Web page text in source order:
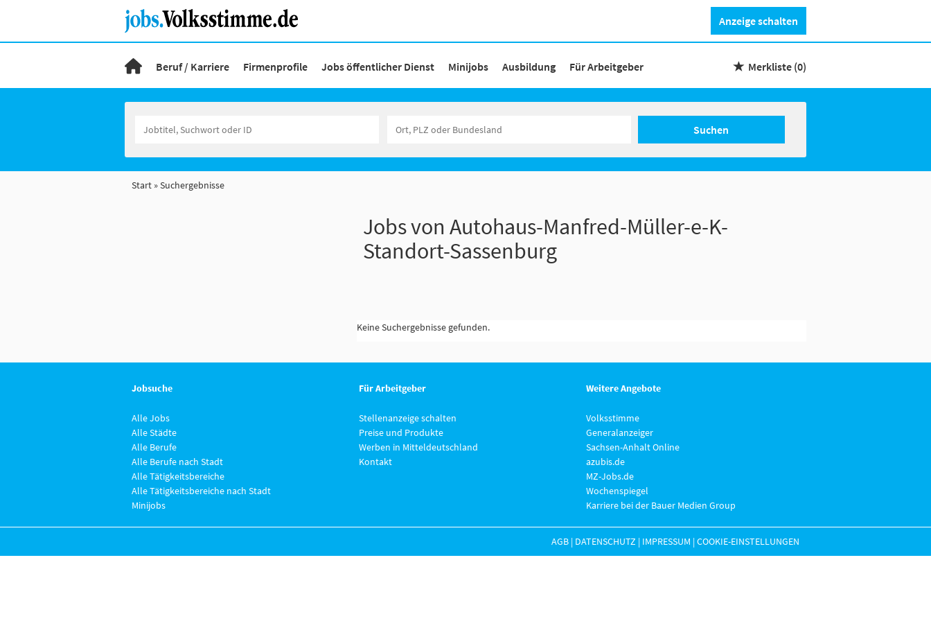
Anzeige schalten
Beruf / Karriere Firmenprofile Jobs öffentlicher Dienst Minijobs Ausbildung Für Arbeitgeber Merkliste (0)
Suchen
Start Suchergebnisse
Jobs von Autohaus-Manfred-Müller-e-K-
Standort-Sassenburg
Keine Suchergebnisse gefunden.
Jobsuche
Alle Jobs
Alle Städte
Alle Berufe
Alle Berufe nach Stadt
Alle Tätigkeitsbereiche
Alle Tätigkeitsbereiche nach Stadt
Minijobs
Für Arbeitgeber
Stellenanzeige schalten
Preise und Produkte
Werben in Mitteldeutschland
Kontakt
Weitere Angebote
Volksstimme
Generalanzeiger
Sachsen-Anhalt Online
azubis.de
MZ-Jobs.de
Wochenspiegel
Karriere bei der Bauer Medien Group
AGB | DATENSCHUTZ | IMPRESSUM |COOKIE-EINSTELLUNGEN